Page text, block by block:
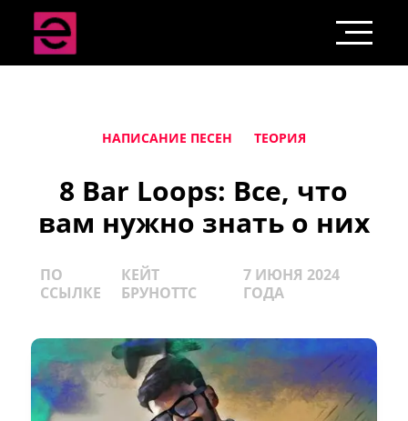
НАПИСАНИЕ ПЕСЕН ТЕОРИЯ
8 Bar Loops: Все, что
вам нужно знать о них
ПО
ССЫЛКЕ
КЕЙТ
БРУНОТТС
7 ИЮНЯ 2024
ГОДА